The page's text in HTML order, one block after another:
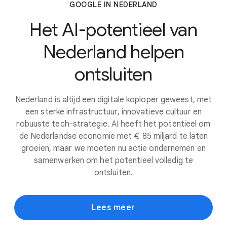
GOOGLE IN NEDERLAND
Het AI-potentieel van
Nederland helpen
ontsluiten
Nederland is altijd een digitale koploper geweest, met
een sterke infrastructuur, innovatieve cultuur en
robuuste tech-strategie. AI heeft het potentieel om
de Nederlandse economie met € 85 miljard te laten
groeien, maar we moeten nu actie ondernemen en
samenwerken om het potentieel volledig te
ontsluiten.
Lees meer